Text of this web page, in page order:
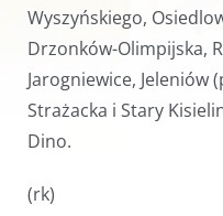
Wyszyńskiego,
Drzonków-Olimpijska,
Jarogniewice, Jeleniów
Strażacka i Stary
Dino.
(rk)